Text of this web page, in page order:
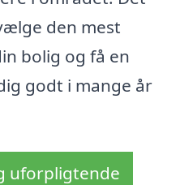
den mest
bolig og få en
godt i mange år
uforpligtende